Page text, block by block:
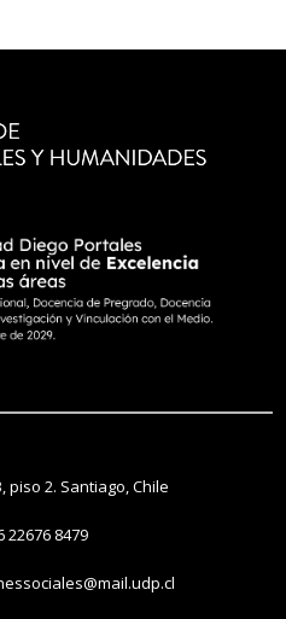
piso 2. Santiago, Chile
22676 8479